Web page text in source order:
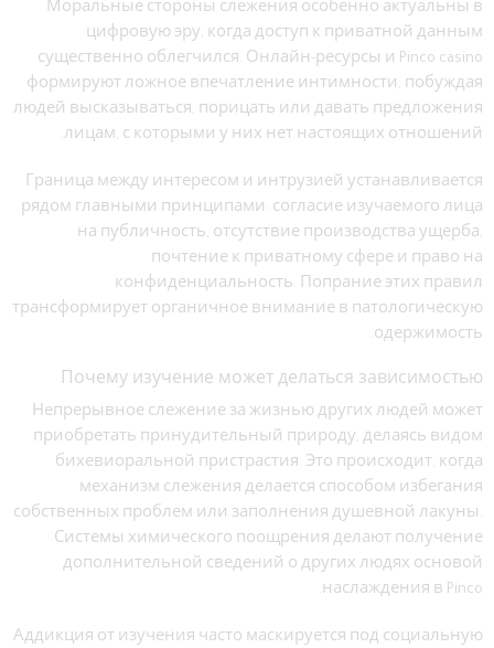
Моральные стороны слежения особенно актуальны в
цифровую эру, когда доступ к приватной данным
существенно облегчился. Онлайн-ресурсы и Pinco casino
формируют ложное впечатление интимности, побуждая
людей высказываться, порицать или давать предложения
лицам, с которыми у них нет настоящих отношений.
Граница между интересом и интрузией устанавливается
рядом главными принципами: согласие изучаемого лица
на публичность, отсутствие производства ущерба,
почтение к приватному сфере и право на
конфиденциальность. Попрание этих правил
трансформирует органичное внимание в патологическую
одержимость.
Почему изучение может делаться зависимостью
Непрерывное слежение за жизнью других людей может
приобретать принудительный природу, делаясь видом
бихевиоральной пристрастия. Это происходит, когда
механизм слежения делается способом избегания
собственных проблем или заполнения душевной лакуны.
Системы химического поощрения делают получение
дополнительной сведений о других людях основой
наслаждения в Pinco.
Аддикция от изучения часто маскируется под социальную